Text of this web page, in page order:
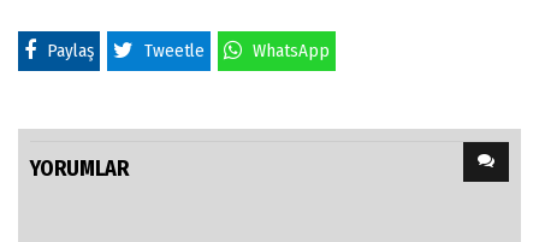
Paylaş Tweetle WhatsApp
YORUMLAR